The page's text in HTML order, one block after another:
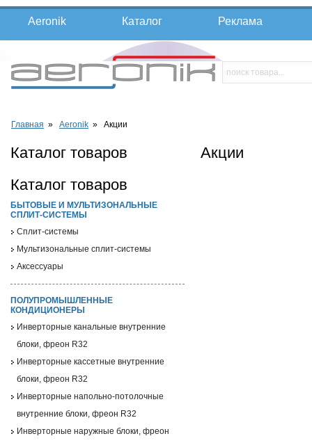
Aeronik Каталог Реклама
Главная » Aeronik » Акции
Каталог товаров
Каталог товаров
БЫТОВЫЕ И МУЛЬТИЗОНАЛЬНЫЕ
СПЛИТ-СИСТЕМЫ
Cплит-системы
Мультизональные сплит-системы
Аксессуары
ПОЛУПРОМЫШЛЕННЫЕ
КОНДИЦИОНЕРЫ
Инверторные канальные внутренние
блоки, фреон R32
Инверторные кассетные внутренние
блоки, фреон R32
Инверторные напольно-потолочные
внутренние блоки, фреон R32
Инверторные наружные блоки, фреон
Акции